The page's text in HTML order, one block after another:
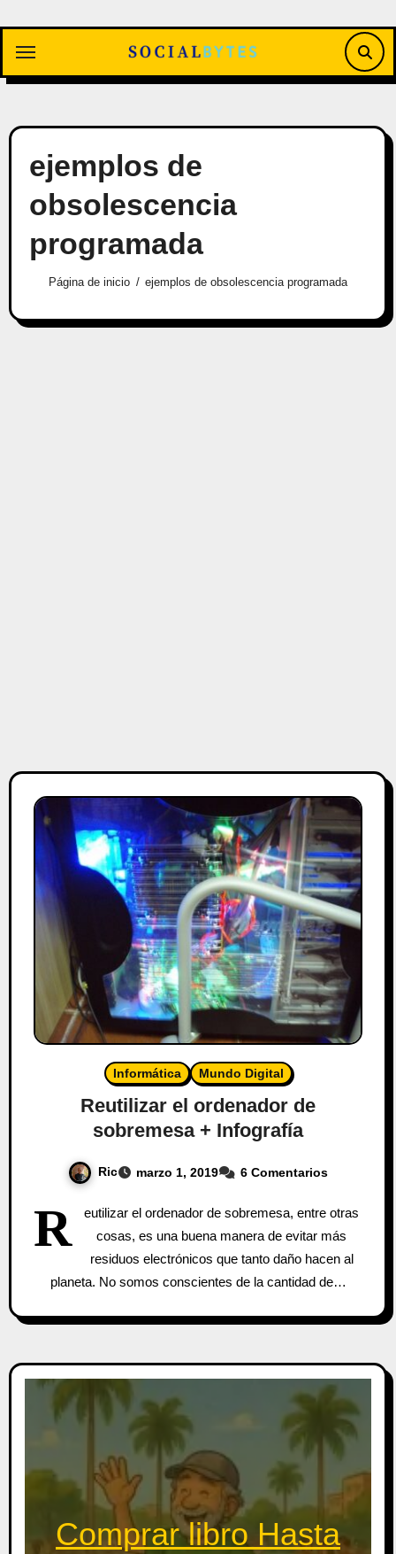
contenido
ejemplos de
obsolescencia
programada
Página de inicio ejemplos de obsolescencia programada
Informática Mundo Digital
Reutilizar el ordenador de
sobremesa + Infografía
Ric marzo 1, 2019 6 Comentarios
R
eutilizar el ordenador de sobremesa, entre otras
cosas, es una buena manera de evitar más
residuos electrónicos que tanto daño hacen al
planeta. No somos conscientes de la cantidad de…
Comprar libro Hasta